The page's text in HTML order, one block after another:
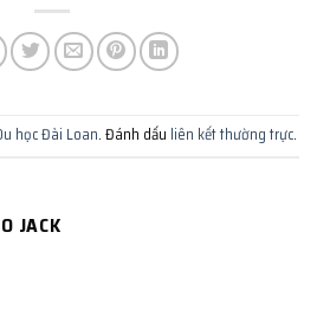
học Đài Loan. Đánh dấu liên kết thường trực.
JACK